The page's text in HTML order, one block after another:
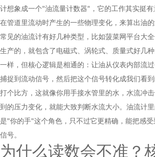
计想象成一个"油流量计数器"，它的工作其实挺
在管道里流动时产生的一些物理变化，来算出油的
常见的油流计有好几种类型，比如菠菜网平台大
生产的，就包含了电磁式、涡轮式、质量式好几
一样，但核心逻辑是相通的：让油从仪表内部流
捕捉到流动信号，然后把这个信号转化成我们看到
打个比方，这就像你用手接水管里的水，水流冲
到的压力变化，就能大致判断水流大小。油流计
是"你的手"这个角色，只不过它更精确，能把感
信号。
为什么读数会不准？